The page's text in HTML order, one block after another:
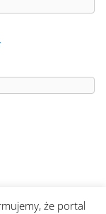
że portal